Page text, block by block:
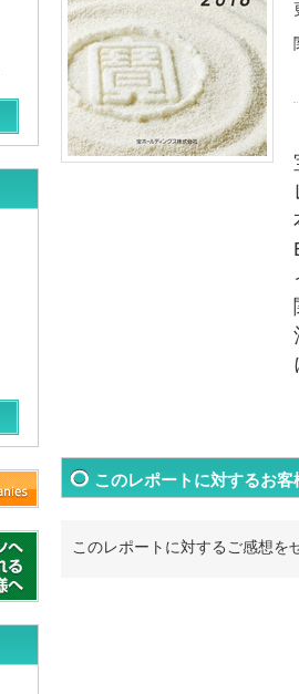
このレポートに対するお客
このレポートに対するご感想を